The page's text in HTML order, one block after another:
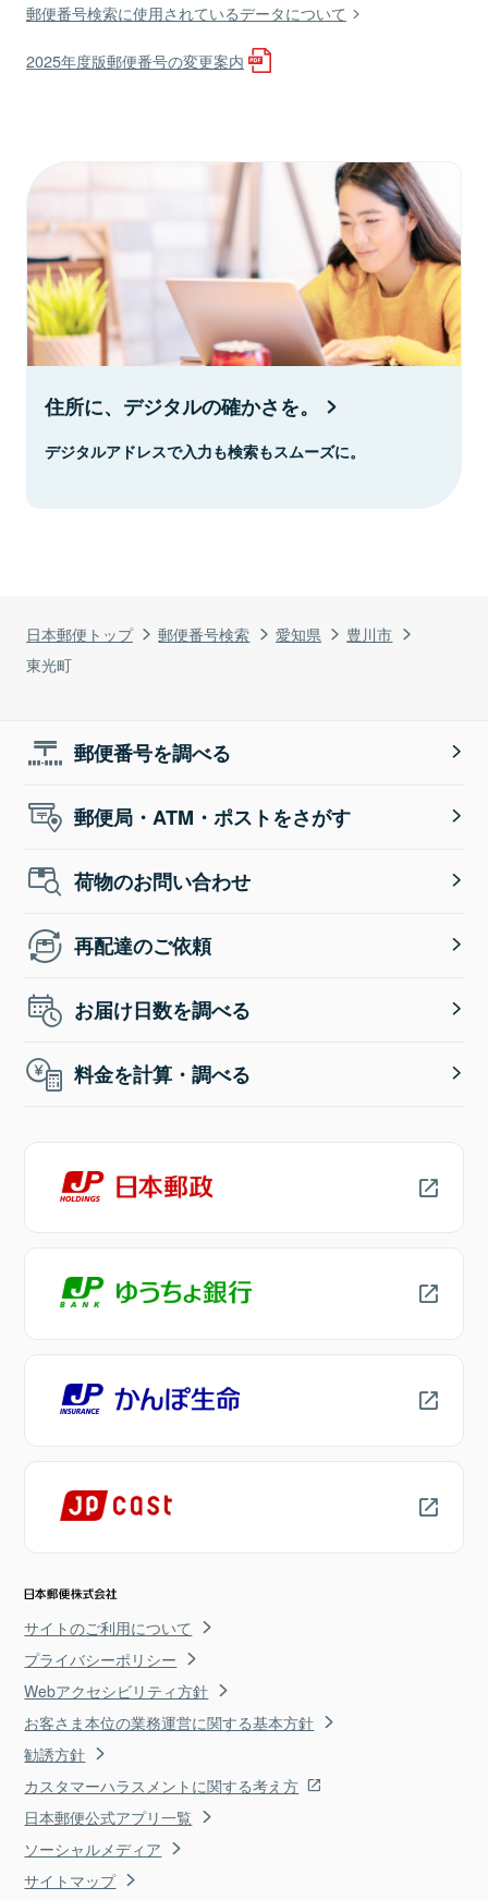
日本郵便トップ 郵便番号検索 愛知県
豊川市
東光町
郵便番号検索に使用されているデータについて
2025年度版郵便番号の変更案内
住所に、デジタルの確かさを。
デジタルアドレスで入力も検索もスムーズに。
郵便番号を調べる
郵便局・ATM・ポストをさがす
荷物のお問い合わせ
再配達のご依頼
お届け日数を調べる
料金を計算・調べる
サイトのご利用について
プライバシーポリシー
Webアクセシビリティ方針
お客さま本位の業務運営に関する基本方針
勧誘方針
カスタマーハラスメントに関する考え方
日本郵便公式アプリ一覧
ソーシャルメディア
サイトマップ